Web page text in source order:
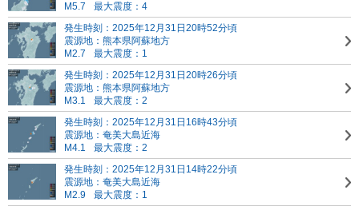
M5.7
最大震度：4
発生時刻：2025年12月31日20時52分頃
震源地：熊本県阿蘇地方
M2.7
最大震度：1
発生時刻：2025年12月31日20時26分頃
震源地：熊本県阿蘇地方
M3.1
最大震度：2
発生時刻：2025年12月31日16時43分頃
震源地：奄美大島近海
M4.1
最大震度：2
発生時刻：2025年12月31日14時22分頃
震源地：奄美大島近海
M2.9
最大震度：1